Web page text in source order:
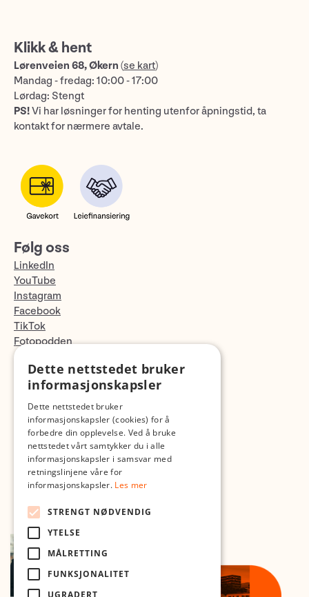
Klikk & hent
Lørenveien 68, Økern (se kart)
Mandag - fredag: 10:00 - 17:00
Lørdag: Stengt
PS!Vi har løsninger for henting utenfor åpningstid, ta
kontakt for nærmere avtale.
Følg oss
LinkedIn
YouTube
Instagram
Facebook
TikTok
Fotopodden
Med forbehold om skrive- og lagerfeil
Dette nettstedet bruker
informasjonskapsler
Dette nettstedet bruker
informasjonskapsler (cookies) for å
forbedre din opplevelse. Ved å bruke
nettstedet vårt samtykker du i alle
informasjonskapsler i samsvar med
retningslinjene våre for
informasjonskapsler. Les mer
STRENGT NØDVENDIG
YTELSE
MÅLRETTING
FUNKSJONALITET
UGRADERT